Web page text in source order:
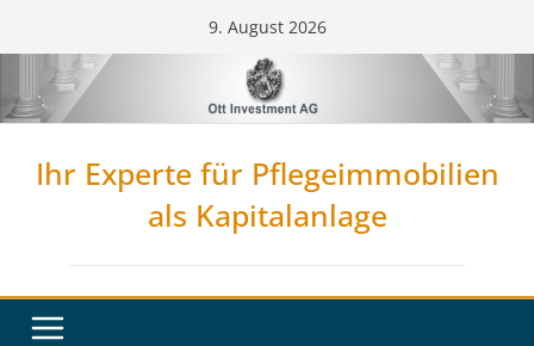
Inhalt
springen
9. August 2026
Ihr Experte für Pflegeimmobilien
als Kapitalanlage